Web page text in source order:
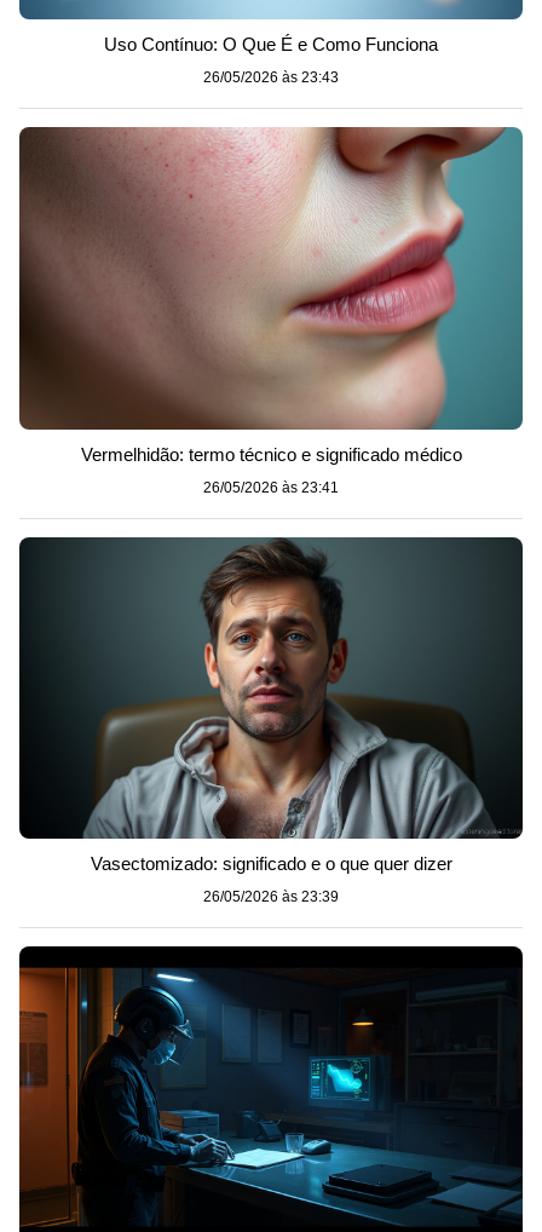
Uso Contínuo: O Que É e Como Funciona
26/05/2026 às 23:43
Vermelhidão: termo técnico e significado médico
26/05/2026 às 23:41
Vasectomizado: significado e o que quer dizer
26/05/2026 às 23:39